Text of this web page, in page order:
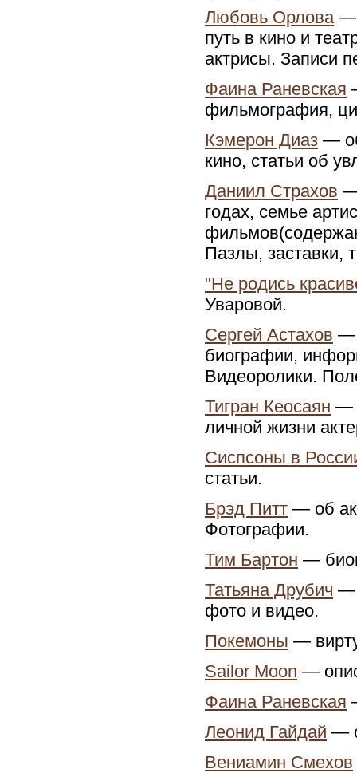
Любовь Орлова —
путь в кино и
актрисы. Записи
Фаина Раневская
фильмография,
Кэмерон Диаз —
кино, статьи об
Даниил Страхов —
годах, семье
Пазлы, заставки,
"Не родись
Уваровой.
Сергей Астахов —
биографии,
Видеоролики.
Тигран Кеосаян —
личной жизни
Сиспсоны в
статьи.
Брэд Питт — об
Фотографии.
Тим Бартон —
Татьяна Друбич —
фото и видео.
Покемоны —
Sailor Moon —
Фаина Раневская
Леонид Гайдай —
Вениамин Смехов